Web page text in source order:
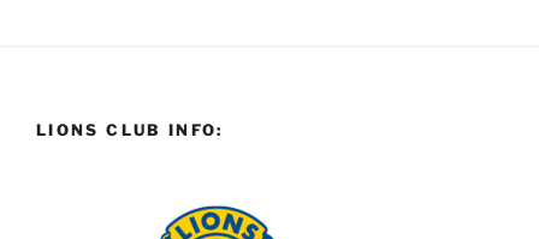
LIONS CLUB INFO: